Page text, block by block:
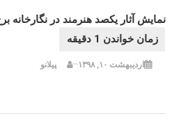
نمایش آثار یکصد هنرمند در نگارخانه
اردیبهشت ۱۰, ۱۳۹۸ پیلانو